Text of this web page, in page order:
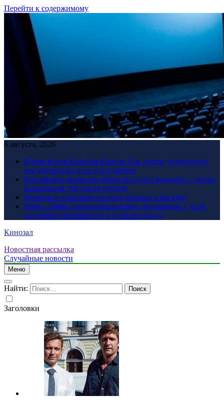
Перейти к содержимому
6 августа, 2026
Вдова Курта Кобейна Кортни Лав хотела уничтожить
все материалы дела о его смерти
Российское авторское общество хочет взыскать с театра
Кадышевой 100 тысяч рублей
Глюкоза в откровенном виде пришла в магазин
Ирина Шейк откровенными фото поздравила с днем
рождения обвиненного в насилии друга
Кинозал
Новостная рассылка
Случайные новости
Меню
Найти:
Заголовки